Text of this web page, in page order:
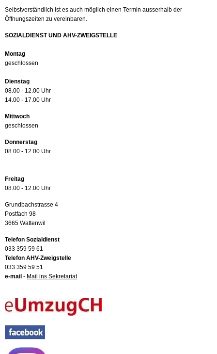
Selbstverständlich ist es auch möglich einen Termin ausserhalb der
Öffnungszeiten zu vereinbaren.
SOZIALDIENST UND AHV-ZWEIGSTELLE
Montag
geschlossen
Dienstag
08.00 - 12.00 Uhr
14.00 - 17.00 Uhr
Mittwoch
geschlossen
Donnerstag
08.00 - 12.00 Uhr
Freitag
08.00 - 12.00 Uhr
Grundbachstrasse 4
Postfach 98
3665 Wattenwil
Telefon Sozialdienst
033 359 59 61
Telefon AHV-Zweigstelle
033 359 59 51
e-mail - Mail ins Sekretariat